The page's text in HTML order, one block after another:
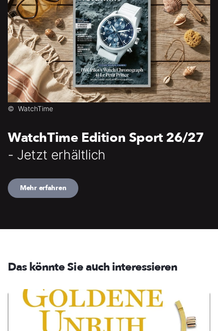
© WatchTime
WatchTime Edition Sport 26/27
- Jetzt erhältlich
Mehr erfahren
Das könnte Sie auch interessieren